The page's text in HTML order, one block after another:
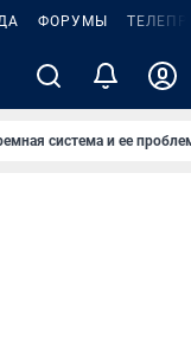
ФОРУМЫ
система и ее